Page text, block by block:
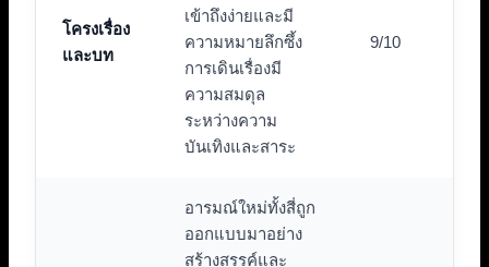
โครงเรื่อง
และบท
เข้าถึงง่ายและมี
ความหมายลึกซึ้ง
การเดินเรื่องมี
ความสมดุล
ระหว่างความ
บันเทิงและสาระ
9/10
อารมณ์ใหม่ทั้งสี่ถูก
ออกแบบมาอย่าง
สร้างสรรค์และ